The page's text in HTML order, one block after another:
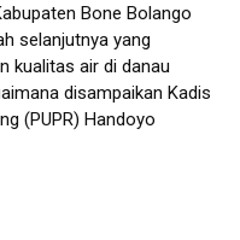
Bone Bolango
selanjutnya yang
kualitas air di danau
disampaikan Kadis
(PUPR) Handoyo